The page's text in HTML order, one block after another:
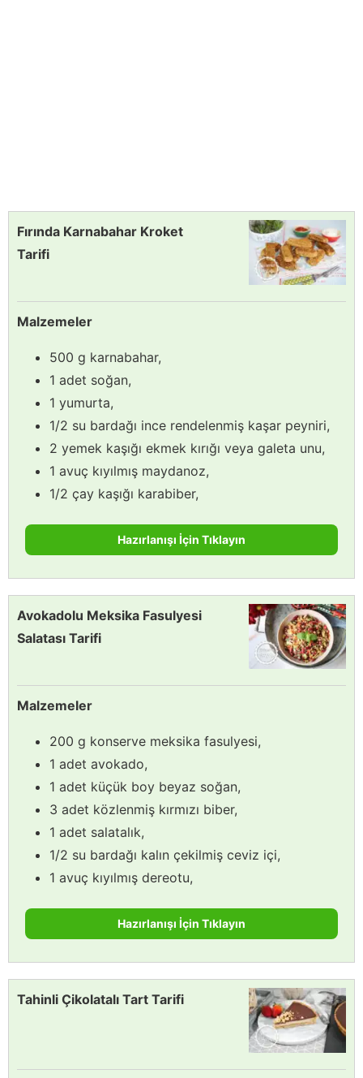
Fırında Karnabahar Kroket
Tarifi
Malzemeler
500 g karnabahar,
1 adet soğan,
1 yumurta,
1/2 su bardağı ince rendelenmiş kaşar peyniri,
2 yemek kaşığı ekmek kırığı veya galeta unu,
1 avuç kıyılmış maydanoz,
1/2 çay kaşığı karabiber,
Hazırlanışı İçin Tıklayın
Avokadolu Meksika Fasulyesi
Salatası Tarifi
Malzemeler
200 g konserve meksika fasulyesi,
1 adet avokado,
1 adet küçük boy beyaz soğan,
3 adet közlenmiş kırmızı biber,
1 adet salatalık,
1/2 su bardağı kalın çekilmiş ceviz içi,
1 avuç kıyılmış dereotu,
Hazırlanışı İçin Tıklayın
Tahinli Çikolatalı Tart Tarifi